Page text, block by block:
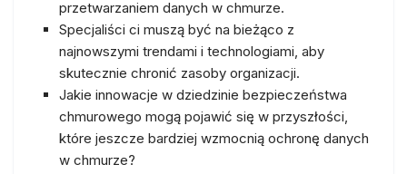
przetwarzaniem danych w chmurze.
Specjaliści ci muszą być na bieżąco z
najnowszymi trendami i technologiami, aby
skutecznie chronić zasoby organizacji.
Jakie innowacje w dziedzinie bezpieczeństwa
chmurowego mogą pojawić się w przyszłości,
które jeszcze bardziej wzmocnią ochronę danych
w chmurze?